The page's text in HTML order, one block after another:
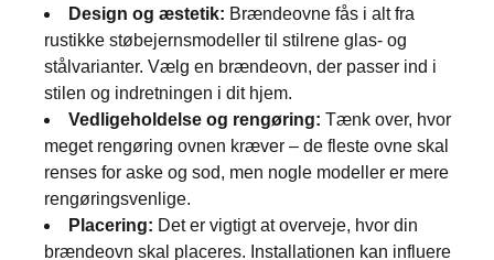
Design og æstetik: Brændeovne fås i alt fra
rustikke støbejernsmodeller til stilrene glas- og
stålvarianter. Vælg en brændeovn, der passer ind i
stilen og indretningen i dit hjem.
Vedligeholdelse og rengøring: Tænk over, hvor
meget rengøring ovnen kræver – de fleste ovne skal
renses for aske og sod, men nogle modeller er mere
rengøringsvenlige.
Placering: Det er vigtigt at overveje, hvor din
brændeovn skal placeres. Installationen kan influere